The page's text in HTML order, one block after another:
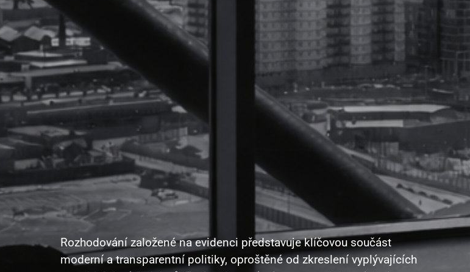
Rozhodování založené na evidenci představuje klíčovou součást
moderní a transparentní politiky, oproštěné od zkreslení vyplývajících